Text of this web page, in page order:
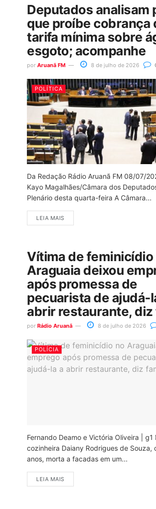
Deputados analisam
que proíbe cobrança
tarifa mínima sobre
esgoto; acompanhe
por Aruanã FM 8 de julho de 2026
POLÍTICA
Da Redação Rádio Aruanã FM 08/07/
Kayo Magalhães/Câmara dos
Plenário desta quarta-feira A Câmara...
LEIA MAIS
Vítima de feminicídio
Araguaia deixou
após promessa de
pecuarista de ajudá-
abrir restaurante, diz
por Rádio Aruanã 8 de julho de 2026
POLÍCIA
Fernando Deamo e Victória Oliveira | g1
cozinheira Daiany Rodrigues de Souza,
anos, morta a facadas em um...
LEIA MAIS